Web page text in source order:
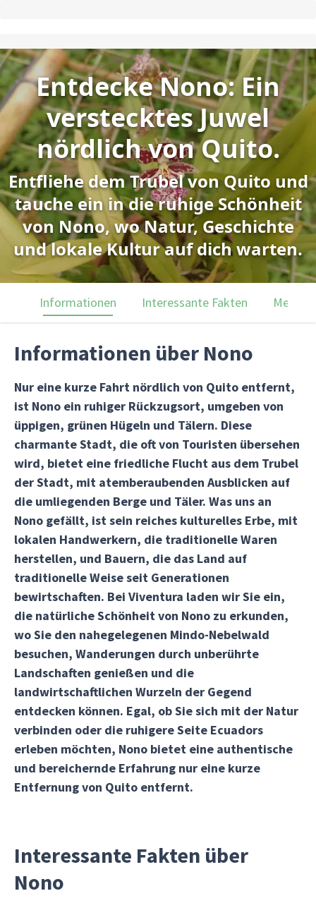
Entdecke Nono: Ein
verstecktes Juwel
nördlich von Quito.
Entfliehe dem Trubel von Quito und
tauche ein in die ruhige Schönheit
von Nono, wo Natur, Geschichte
und lokale Kultur auf dich warten.
Informationen Interessante Fakten
Informationen über Nono
Nur eine kurze Fahrt nördlich von Quito entfernt,
ist Nono ein ruhiger Rückzugsort, umgeben von
üppigen, grünen Hügeln und Tälern. Diese
charmante Stadt, die oft von Touristen übersehen
wird, bietet eine friedliche Flucht aus dem Trubel
der Stadt, mit atemberaubenden Ausblicken auf
die umliegenden Berge und Täler. Was uns an
Nono gefällt, ist sein reiches kulturelles Erbe, mit
lokalen Handwerkern, die traditionelle Waren
herstellen, und Bauern, die das Land auf
traditionelle Weise seit Generationen
bewirtschaften. Bei Viventura laden wir Sie ein,
die natürliche Schönheit von Nono zu erkunden,
wo Sie den nahegelegenen Mindo-Nebelwald
besuchen, Wanderungen durch unberührte
Landschaften genießen und die
landwirtschaftlichen Wurzeln der Gegend
entdecken können. Egal, ob Sie sich mit der Natur
verbinden oder die ruhigere Seite Ecuadors
erleben möchten, Nono bietet eine authentische
und bereichernde Erfahrung nur eine kurze
Entfernung von Quito entfernt.
Interessante Fakten über
Nono